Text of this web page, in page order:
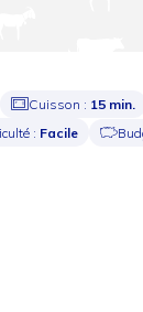
Cuisson : 15 min.
: Facile